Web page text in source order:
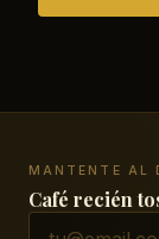
MANTENTE AL
Café recién